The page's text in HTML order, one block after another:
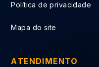
Política de privacidade
Mapa do site
ATENDIMENTO